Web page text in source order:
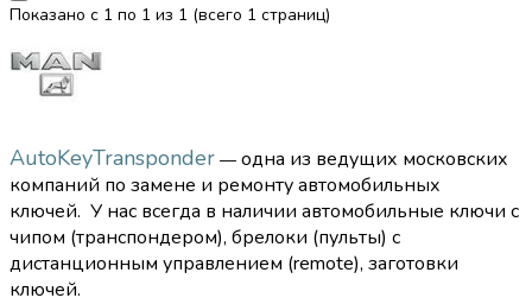
Показано с 1 по 1 из 1 (всего 1 страниц)
AutoKeyTransponder — одна из ведущих московских
компаний по замене и ремонту автомобильных
ключей. У нас всегда в наличии автомобильные ключи с
чипом (транспондером), брелоки (пульты) с
дистанционным управлением (remote), заготовки
ключей.